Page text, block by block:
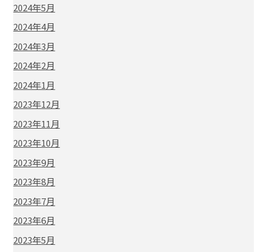
2024年5月
2024年4月
2024年3月
2024年2月
2024年1月
2023年12月
2023年11月
2023年10月
2023年9月
2023年8月
2023年7月
2023年6月
2023年5月